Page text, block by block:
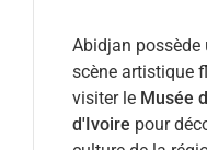
Abidjan possède
scène artistique
visiter le Musée
d'Ivoire pour